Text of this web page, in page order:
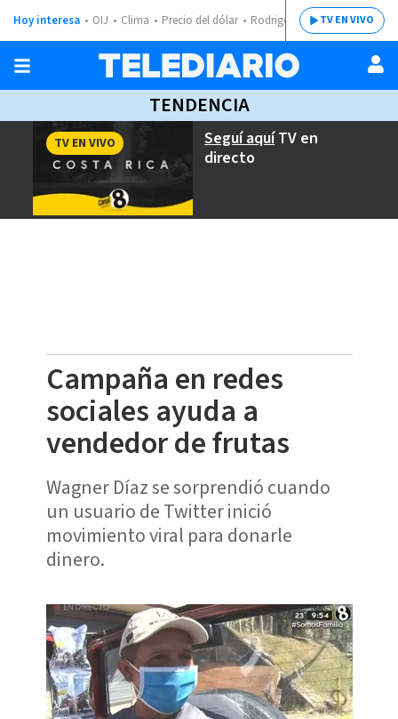
Hoy interesa OIJ Clima Precio del dólar Rodrigo ChavesTV EN VIVO
TENDENCIA
Seguí aquíTV en
directo
TV EN VIVO
Campaña en redes
sociales ayuda a
vendedor de frutas
Wagner Díaz se sorprendió cuando
un usuario de Twitter inició
movimiento viral para donarle
dinero.